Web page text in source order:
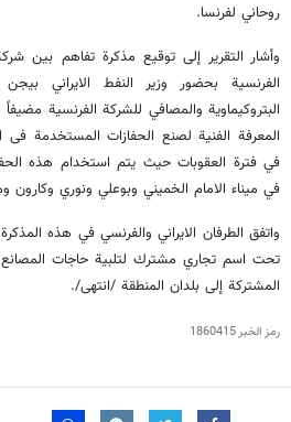
روحاني لفرنسا.
وأشار التقرير إلى توقيع مذكرة تفاهم بين
الفرنسية بحضور وزير النفط الايراني
البتروكيماوية والمصافي للشركة الفرنسية
المعرفة الفنية لصنع الحفازات المستخدمة فى
في فترة العقوبات حيث يتم استخدام هذه
في ميناء الامام الخميني وبوعلي ونوري وكارون
واتفق الطرفان الايراني والفرنسي في هذه
تحت اسم تجاري مشترك لتلبية حاجات المصانع
المشتركة إلى بلدان المنطقة /انتهى/.
رمز الخبر1860415